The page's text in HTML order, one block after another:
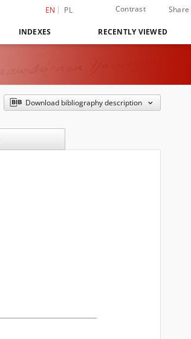
EN PL Contrast Share
INDEXES RECENTLY VIEWED
Download bibliography description